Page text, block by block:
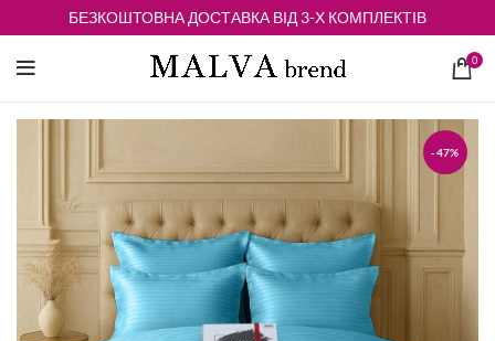
БЕЗКОШТОВНА ДОСТАВКА ВІД 3-Х КОМПЛЕКТІВ
0
-47%